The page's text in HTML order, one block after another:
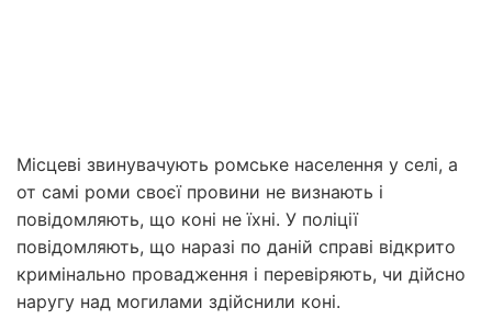
Місцеві звинувачують ромське населення у селі, а
от самі роми своєї провини не визнають і
повідомляють, що коні не їхні. У поліції
повідомляють, що наразі по даній справі відкрито
кримінально провадження і перевіряють, чи дійсно
наругу над могилами здійснили коні.